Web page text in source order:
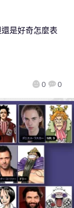
0 0
是好奇怎麼表